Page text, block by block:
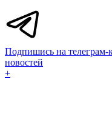
Подпишись на телеграм-
новостей
+